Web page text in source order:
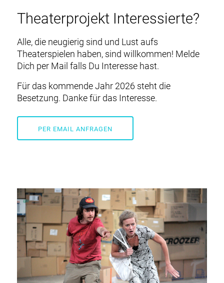
Theaterprojekt Interessierte?
Alle, die neugierig sind und Lust aufs
Theaterspielen haben, sind willkommen! Melde
Dich per Mail falls Du Interesse hast.
Für das kommende Jahr 2026 steht die
Besetzung. Danke für das Interesse.
PER EMAIL ANFRAGEN